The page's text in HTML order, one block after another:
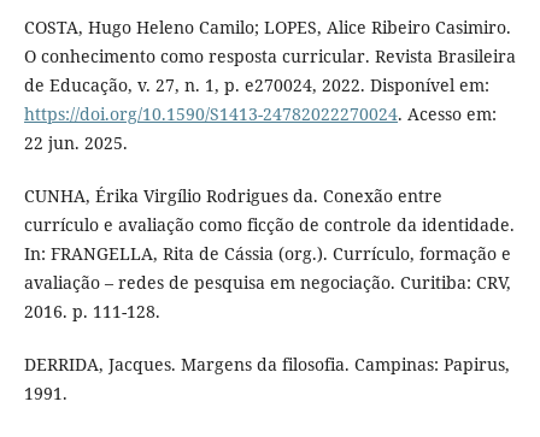
COSTA, Hugo Heleno Camilo; LOPES, Alice Ribeiro Casimiro.
O conhecimento como resposta curricular. Revista Brasileira
de Educação, v. 27, n. 1, p. e270024, 2022. Disponível em:
https://doi.org/10.1590/S1413-24782022270024. Acesso em:
22 jun. 2025.
CUNHA, Érika Virgílio Rodrigues da. Conexão entre
currículo e avaliação como ficção de controle da identidade.
In: FRANGELLA, Rita de Cássia (org.). Currículo, formação e
avaliação – redes de pesquisa em negociação. Curitiba: CRV,
2016. p. 111-128.
DERRIDA, Jacques. Margens da filosofia. Campinas: Papirus,
1991.